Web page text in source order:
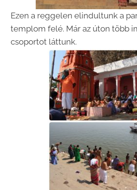
Ezen a reggelen elindultunk a
templom felé. Már az úton több
csoportot láttunk.